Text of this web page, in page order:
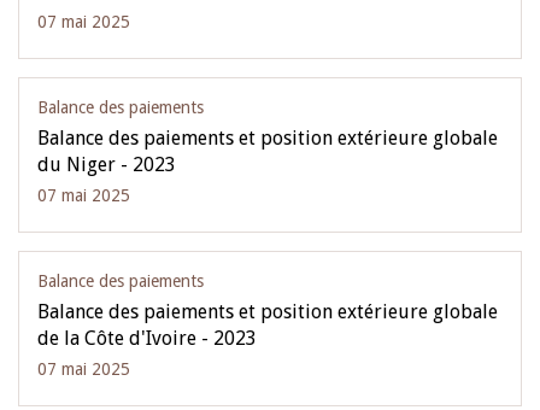
07 mai 2025
Balance des paiements
Balance des paiements et position extérieure globale
du Niger - 2023
07 mai 2025
Balance des paiements
Balance des paiements et position extérieure globale
de la Côte d'Ivoire - 2023
07 mai 2025